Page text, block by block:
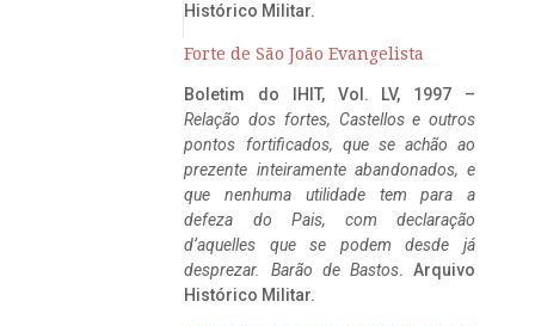
Histórico Militar.
Forte de São João Evangelista
Boletim do IHIT, Vol. LV, 1997 –
Relação dos fortes, Castellos e outros
pontos fortificados, que se achão ao
prezente inteiramente abandonados, e
que nenhuma utilidade tem para a
defeza do Pais, com declaração
d’aquelles que se podem desde já
desprezar. Barão de Bastos. Arquivo
Histórico Militar.